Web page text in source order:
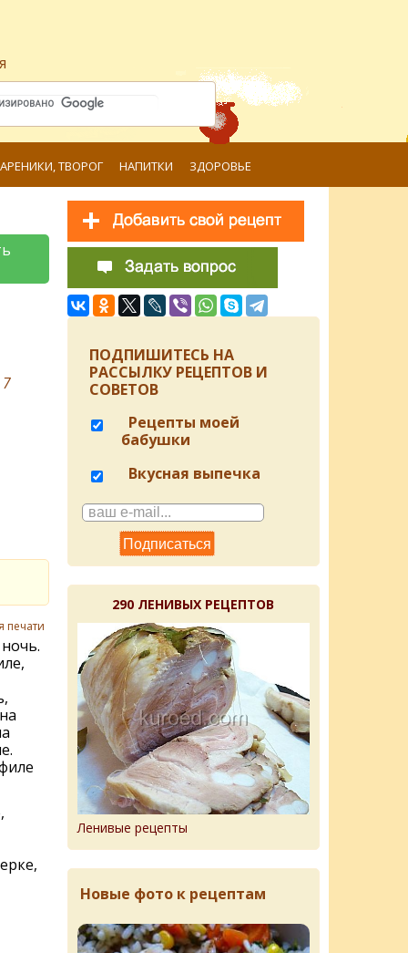
ТВОРОГ НАПИТКИ ЗДОРОВЬЕ
7
печати
ПОДПИШИТЕСЬ НА
РАССЫЛКУ РЕЦЕПТОВ И
СОВЕТОВ
Рецепты моей
бабушки
Вкусная выпечка
290 ЛЕНИВЫХ РЕЦЕПТОВ
Ленивые рецепты
Новые фото к рецептам